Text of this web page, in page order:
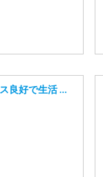
良好で生活 …